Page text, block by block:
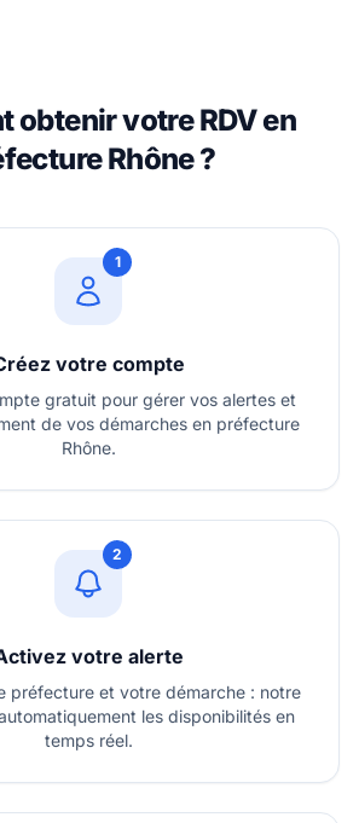
obtenir votre RDV en
Rhône ?
1
votre compte
gratuit pour gérer vos alertes et
de vos démarches en préfecture
Rhône.
2
votre alerte
préfecture et votre démarche : notre
les disponibilités en
temps réel.